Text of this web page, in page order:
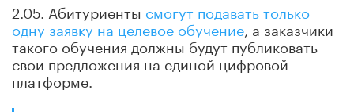
2.05. Абитуриенты смогут подавать только
одну заявку на целевое обучение , а заказчики
такого обучения должны будут публиковать
свои предложения на единой цифровой
платформе.